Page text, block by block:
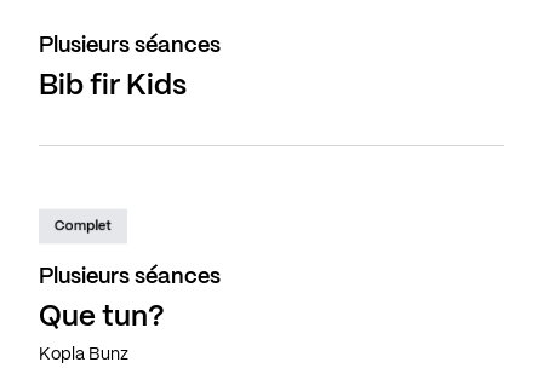
Plusieurs séances
Bib fir Kids
Complet
Plusieurs séances
Que tun?
Kopla Bunz